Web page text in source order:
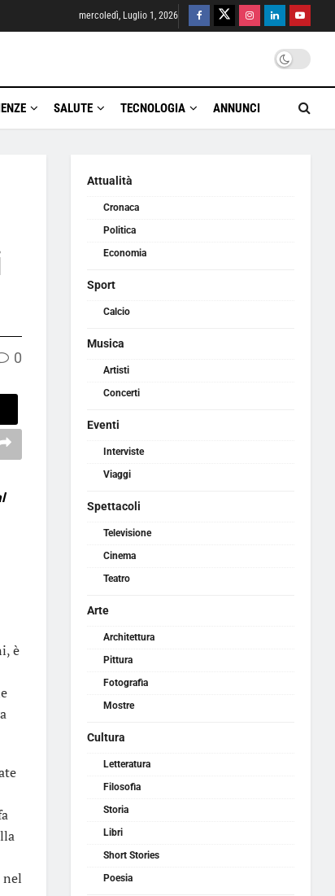
mercoledì, Luglio 1, 2026
SALUTE TECNOLOGIA ANNUNCI
0
è
nel
Attualità
Cronaca
Politica
Economia
Sport
Calcio
Musica
Artisti
Concerti
Eventi
Interviste
Viaggi
Spettacoli
Televisione
Cinema
Teatro
Arte
Architettura
Pittura
Fotografia
Mostre
Cultura
Letteratura
Filosofia
Storia
Libri
Short Stories
Poesia